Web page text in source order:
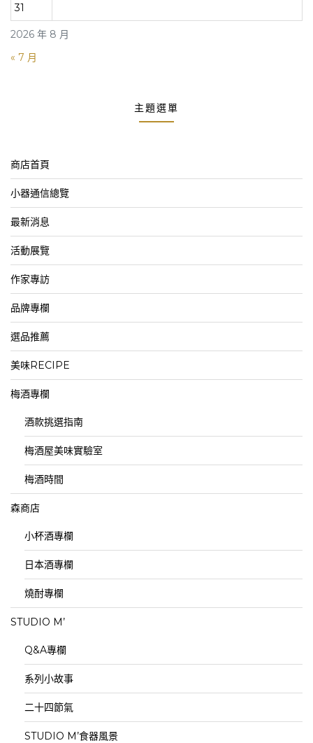
2026 年 8 月
31
« 7 月
主題選單
商店首頁
小器通信總覽
最新消息
活動展覽
作家專訪
品牌專欄
選品推薦
美味RECIPE
梅酒專欄
酒款挑選指南
梅酒屋美味實驗室
梅酒時間
森商店
小杯酒專欄
日本酒專欄
燒酎專欄
STUDIO M’
Q&A專欄
系列小故事
二十四節氣
STUDIO M’食器風景